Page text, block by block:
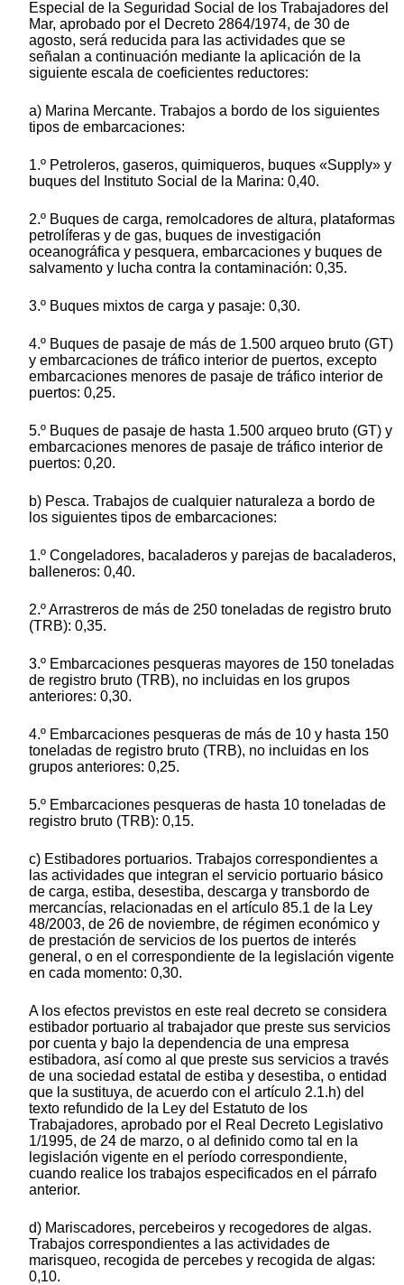
Especial de la Seguridad Social de los Trabajadores del
Mar, aprobado por el Decreto 2864/1974, de 30 de
agosto, será reducida para las actividades que se
señalan a continuación mediante la aplicación de la
siguiente escala de coeficientes reductores:
a) Marina Mercante. Trabajos a bordo de los siguientes
tipos de embarcaciones:
1.º Petroleros, gaseros, quimiqueros, buques «Supply» y
buques del Instituto Social de la Marina: 0,40.
2.º Buques de carga, remolcadores de altura, plataformas
petrolíferas y de gas, buques de investigación
oceanográfica y pesquera, embarcaciones y buques de
salvamento y lucha contra la contaminación: 0,35.
3.º Buques mixtos de carga y pasaje: 0,30.
4.º Buques de pasaje de más de 1.500 arqueo bruto (GT)
y embarcaciones de tráfico interior de puertos, excepto
embarcaciones menores de pasaje de tráfico interior de
puertos: 0,25.
5.º Buques de pasaje de hasta 1.500 arqueo bruto (GT) y
embarcaciones menores de pasaje de tráfico interior de
puertos: 0,20.
b) Pesca. Trabajos de cualquier naturaleza a bordo de
los siguientes tipos de embarcaciones:
1.º Congeladores, bacaladeros y parejas de bacaladeros,
balleneros: 0,40.
2.º Arrastreros de más de 250 toneladas de registro bruto
(TRB): 0,35.
3.º Embarcaciones pesqueras mayores de 150 toneladas
de registro bruto (TRB), no incluidas en los grupos
anteriores: 0,30.
4.º Embarcaciones pesqueras de más de 10 y hasta 150
toneladas de registro bruto (TRB), no incluidas en los
grupos anteriores: 0,25.
5.º Embarcaciones pesqueras de hasta 10 toneladas de
registro bruto (TRB): 0,15.
c) Estibadores portuarios. Trabajos correspondientes a
las actividades que integran el servicio portuario básico
de carga, estiba, desestiba, descarga y transbordo de
mercancías, relacionadas en el artículo 85.1 de la Ley
48/2003, de 26 de noviembre, de régimen económico y
de prestación de servicios de los puertos de interés
general, o en el correspondiente de la legislación vigente
en cada momento: 0,30.
A los efectos previstos en este real decreto se considera
estibador portuario al trabajador que preste sus servicios
por cuenta y bajo la dependencia de una empresa
estibadora, así como al que preste sus servicios a través
de una sociedad estatal de estiba y desestiba, o entidad
que la sustituya, de acuerdo con el artículo 2.1.h) del
texto refundido de la Ley del Estatuto de los
Trabajadores, aprobado por el Real Decreto Legislativo
1/1995, de 24 de marzo, o al definido como tal en la
legislación vigente en el período correspondiente,
cuando realice los trabajos especificados en el párrafo
anterior.
d) Mariscadores, percebeiros y recogedores de algas.
Trabajos correspondientes a las actividades de
marisqueo, recogida de percebes y recogida de algas:
0,10.